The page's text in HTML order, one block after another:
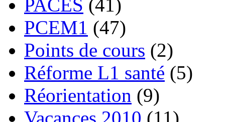
PACES (41)
PCEM1 (47)
Points de cours (2)
Réforme L1 santé (5)
Réorientation (9)